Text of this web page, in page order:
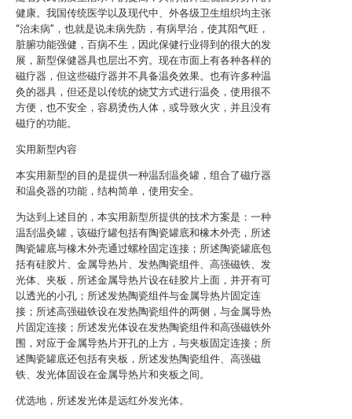
健康。我国传统医学以及现代中、外各级卫生组织均主张
“治未病”，也就是说未病先防，有病早治，使其阳气旺，
脏腑功能强健，百病不生，因此保健行业得到的很大的发
展，新型保健器具也层出不穷。现在市面上有各种各样的
磁疗器，但这些磁疗器并不具备温灸效果。也有许多种温
灸的器具，但还是以传统的烧艾方式进行温灸，使用很不
方便，也不安全，容易烫伤人体，或导致火灾，并且没有
磁疗的功能。
实用新型内容
本实用新型的目的是提供一种温刮温灸罐，组合了磁疗器
和温灸器的功能，结构简单，使用安全。
为达到上述目的，本实用新型所提供的技术方案是：一种
温刮温灸罐，该磁疗罐包括有陶瓷罐底和橡木外壳，所述
陶瓷罐底与橡木外壳通过螺栓固定连接；所述陶瓷罐底包
括有硅胶片、金属导热片、发热陶瓷组件、高强磁铁、发
光体、夹板，所述金属导热片设在硅胶片上面，并开有可
以透光的小孔；所述发热陶瓷组件与金属导热片固定连
接；所述高强磁铁设在发热陶瓷组件的两侧，与金属导热
片固定连接；所述发光体设在发热陶瓷组件和高强磁铁外
围，对应于金属导热片开孔的上方，与夹板固定连接；所
述陶瓷罐底还包括有夹板，所述发热陶瓷组件、高强磁
铁、发光体固设在金属导热片和夹板之间。
优选地，所述发光体是远红外发光体。